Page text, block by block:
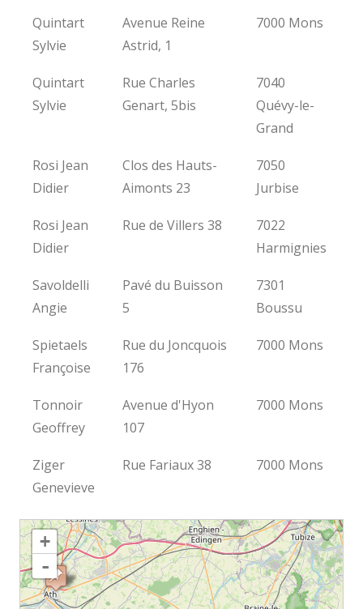
Quintart
Sylvie
Avenue Reine
Astrid, 1
7000 Mons
Quintart
Sylvie
Rue Charles
Genart, 5bis
7040
Quévy-le-
Grand
Rosi Jean
Didier
Clos des Hauts-
Aimonts 23
7050
Jurbise
Rosi Jean
Didier
Rue de Villers 38
7022
Harmignies
Savoldelli
Angie
Pavé du Buisson
5
7301
Boussu
Spietaels
Françoise
Rue du Joncquois
176
7000 Mons
Tonnoir
Geoffrey
Avenue d'Hyon
107
7000 Mons
Ziger
Genevieve
Rue Fariaux 38 7000 Mons
chargement de la carte - veuillez patienter...
+
-